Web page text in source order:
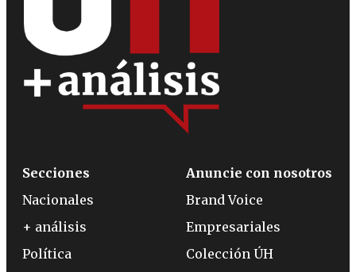
Secciones
Nacionales
+ análisis
Política
Anuncie con nosotros
Brand Voice
Empresariales
Colección ÚH